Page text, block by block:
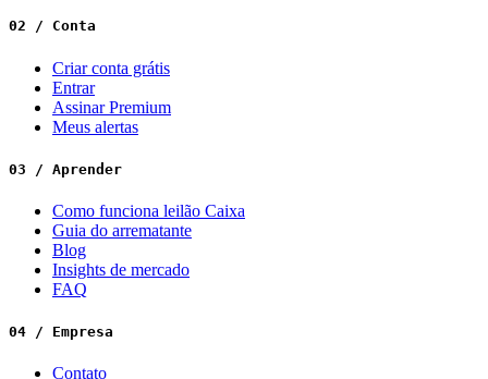
02 / Conta
Criar conta grátis
Entrar
Assinar Premium
Meus alertas
03 / Aprender
Como funciona leilão Caixa
Guia do arrematante
Blog
Insights de mercado
FAQ
04 / Empresa
Contato